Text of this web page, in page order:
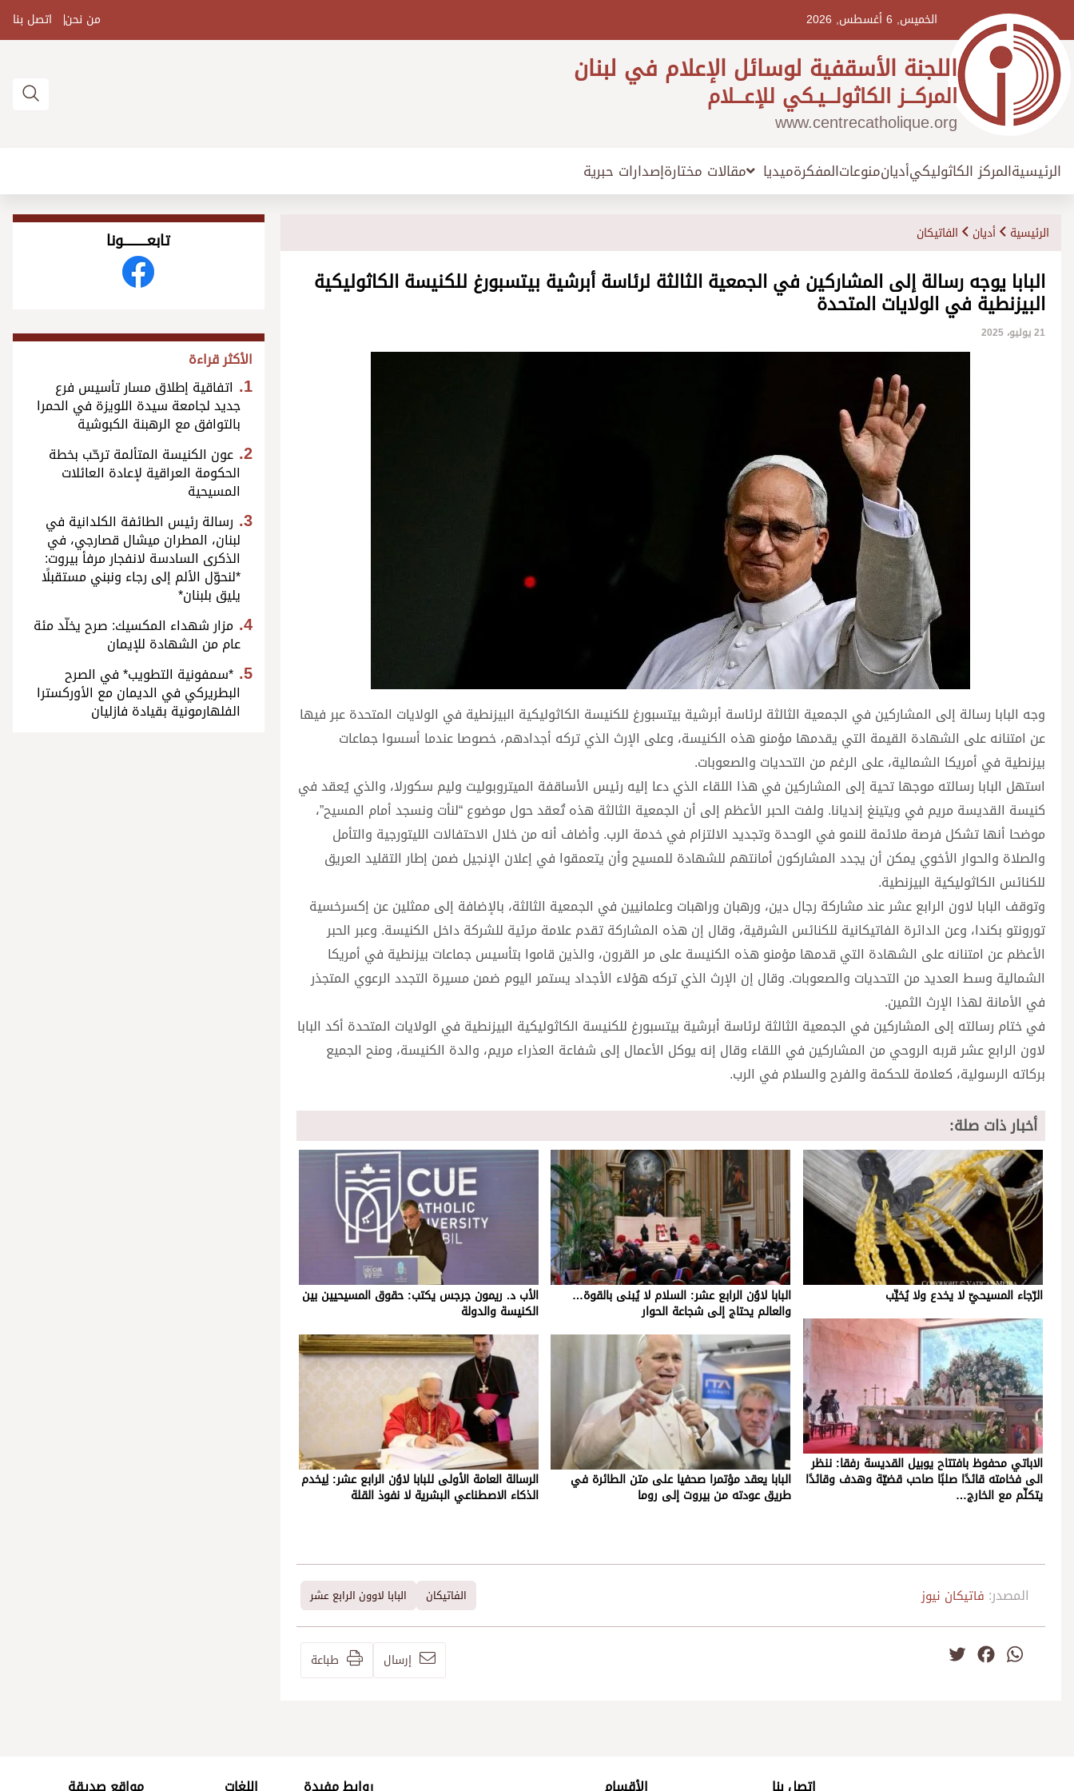
الخميس, 6 أغسطس, 2026 من نحن اتصل بنا
اللجنة الأسقفية لوسائل الإعلام في لبنان
المركـــز الكاثولـــيـكي للإعـــلام
www.centrecatholique.org
الرئيسيةالمركز الكاثوليكيأديانمنوعاتالمفكرةميديا مقالات مختارةإصدارات حبرية
الرئيسية أديان الفاتيكان
البابا يوجه رسالة إلى المشاركين في الجمعية الثالثة لرئاسة أبرشية بيتسبورغ للكنيسة الكاثوليكية
البيزنطية في الولايات المتحدة
21 يوليو، 2025
وجه البابا رسالة إلى المشاركين في الجمعية الثالثة لرئاسة أبرشية بيتسبورغ للكنيسة الكاثوليكية البيزنطية في الولايات المتحدة عبر فيها
عن امتنانه على الشهادة القيمة التي يقدمها مؤمنو هذه الكنيسة، وعلى الإرث الذي تركه أجدادهم، خصوصا عندما أسسوا جماعات
بيزنطية في أمريكا الشمالية، على الرغم من التحديات والصعوبات.
استهل البابا رسالته موجها تحية إلى المشاركين في هذا اللقاء الذي دعا إليه رئيس الأساقفة الميتروبوليت وليم سكورلا، والذي يُعقد في
كنيسة القديسة مريم في ويتينغ إنديانا. ولفت الحبر الأعظم إلى أن الجمعية الثالثة هذه تُعقد حول موضوع “لنأت ونسجد أمام المسيح”،
موضحا أنها تشكل فرصة ملائمة للنمو في الوحدة وتجديد الالتزام في خدمة الرب. وأضاف أنه من خلال الاحتفالات الليتورجية والتأمل
والصلاة والحوار الأخوي يمكن أن يجدد المشاركون أمانتهم للشهادة للمسيح وأن يتعمقوا في إعلان الإنجيل ضمن إطار التقليد العريق
للكنائس الكاثوليكية البيزنطية.
وتوقف البابا لاون الرابع عشر عند مشاركة رجال دين، ورهبان وراهبات وعلمانيين في الجمعية الثالثة، بالإضافة إلى ممثلين عن إكسرخسية
تورونتو بكندا، وعن الدائرة الفاتيكانية للكنائس الشرقية، وقال إن هذه المشاركة تقدم علامة مرئية للشركة داخل الكنيسة. وعبر الحبر
الأعظم عن امتنانه على الشهادة التي قدمها مؤمنو هذه الكنيسة على مر القرون، والذين قاموا بتأسيس جماعات بيزنطية في أمريكا
الشمالية وسط العديد من التحديات والصعوبات. وقال إن الإرث الذي تركه هؤلاء الأجداد يستمر اليوم ضمن مسيرة التجدد الرعوي المتجذر
في الأمانة لهذا الإرث الثمين.
في ختام رسالته إلى المشاركين في الجمعية الثالثة لرئاسة أبرشية بيتسبورغ للكنيسة الكاثوليكية البيزنطية في الولايات المتحدة أكد البابا
لاون الرابع عشر قربه الروحي من المشاركين في اللقاء وقال إنه يوكل الأعمال إلى شفاعة العذراء مريم، والدة الكنيسة، ومنح الجميع
بركاته الرسولية، كعلامة للحكمة والفرح والسلام في الرب.
أخبار ذات صلة:
الرّجاء المسيحيّ لا يخدع ولا يُخيِّب
الاباتي محفوظ بافتتاح يوبيل القديسة رفقا: ننظر
الى فخامته قائدًا صلبًا صاحب قضيّة وهدف وقائدًا
يتكلّم مع الخارج…
البابا لاوُن الرابع عشر: السلام لا يُبنى بالقوة…
والعالم يحتاج إلى شجاعة الحوار
البابا يعقد مؤتمرا صحفيا على متن الطائرة في
طريق عودته من بيروت إلى روما
الأب د. ريمون جرجس يكتب: حقوق المسيحيين بين
الكنيسة والدولة
الرسالة العامة الأولى للبابا لاوُن الرابع عشر: لِيخدم
الذكاء الاصطناعي البشرية لا نفوذ القلة
المصدر: فاتيكان نيوز الفاتيكان البابا لاوون الرابع عشر
WhatsApp
Facebook إرسال طباعة
تابعــــــــــونا
الأكثر قراءة
اتفاقية إطلاق مسار تأسيس فرع
جديد لجامعة سيدة اللويزة في الحمرا
بالتوافق مع الرهبنة الكبوشية
عون الكنيسة المتألمة ترحّب بخطة
الحكومة العراقية لإعادة العائلات
المسيحية
رسالة رئيس الطائفة الكلدانية في
لبنان، المطران ميشال قصارجي، في
الذكرى السادسة لانفجار مرفأ بيروت:
*لنحوّل الألم إلى رجاء ونبني مستقبلًا
يليق بلبنان*
مزار شهداء المكسيك: صرح يخلّد مئة
عام من الشهادة للإيمان
*سمفونية التطويب* في الصرح
البطريركي في الديمان مع الأوركسترا
الفلهارمونية بقيادة فازليان